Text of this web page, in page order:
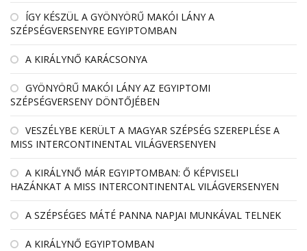
ÍGY KÉSZÜL A GYÖNYÖRŰ MAKÓI LÁNY A
SZÉPSÉGVERSENYRE EGYIPTOMBAN
A KIRÁLYNŐ KARÁCSONYA
GYÖNYÖRŰ MAKÓI LÁNY AZ EGYIPTOMI
SZÉPSÉGVERSENY DÖNTŐJÉBEN
VESZÉLYBE KERÜLT A MAGYAR SZÉPSÉG SZEREPLÉSE A
MISS INTERCONTINENTAL VILÁGVERSENYEN
A KIRÁLYNŐ MÁR EGYIPTOMBAN: Ő KÉPVISELI
HAZÁNKAT A MISS INTERCONTINENTAL VILÁGVERSENYEN
A SZÉPSÉGES MÁTÉ PANNA NAPJAI MUNKÁVAL TELNEK
A KIRÁLYNŐ EGYIPTOMBAN